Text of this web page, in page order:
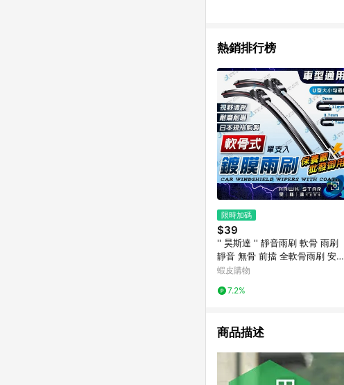
熱銷排行榜
限時加碼
$39
'' 昊斯達 '' 靜音雨刷 軟骨 雨刷
靜音 無骨 前擋 全軟骨雨刷 安靜
玻璃 擋風玻璃 擋水 撥水 勾式雨
蝦皮購物
7.2%
商品描述